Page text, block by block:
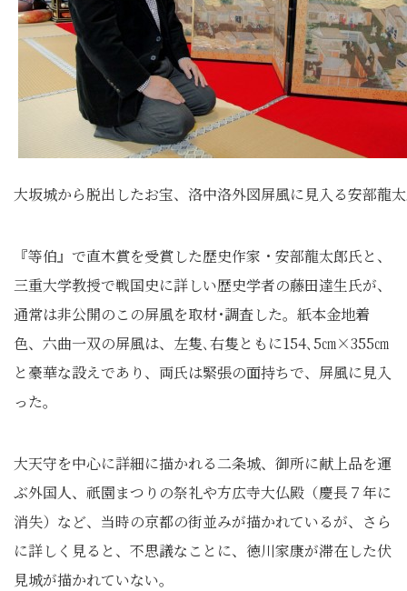
大坂城から脱出したお宝、洛中洛外図屏風に見入る安部龍
『等伯』で直木賞を受賞した歴史作家・安部龍太郎氏と、
三重大学教授で戦国史に詳しい歴史学者の藤田達生氏が、
通常は非公開のこの屏風を取材･調査した。紙本金地着
色、六曲一双の屏風は、左隻､右隻ともに154､5㎝×355㎝
と豪華な設えであり、両氏は緊張の面持ちで、屏風に見入
った。
大天守を中心に詳細に描かれる二条城、御所に献上品を運
ぶ外国人、祇園まつりの祭礼や方広寺大仏殿（慶長７年に
消失）など、当時の京都の街並みが描かれているが、さら
に詳しく見ると、不思議なことに、徳川家康が滞在した伏
見城が描かれていない。